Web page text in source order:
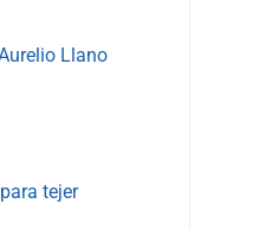
Llano
tejer